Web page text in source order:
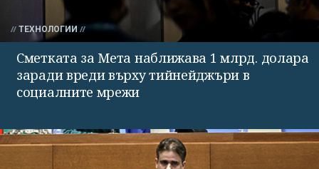
ТЕХНОЛОГИИ
Сметката за Мета наближава 1 млрд. долара
заради вреди върху тийнейджъри в
социалните мрежи